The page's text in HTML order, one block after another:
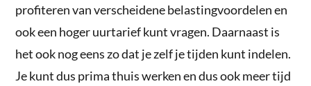
profiteren van verscheidene belastingvoordelen en
ook een hoger uurtarief kunt vragen. Daarnaast is
het ook nog eens zo dat je zelf je tijden kunt indelen.
Je kunt dus prima thuis werken en dus ook meer tijd